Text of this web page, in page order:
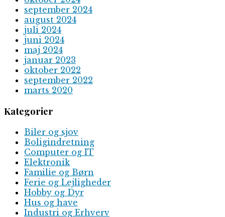
september 2024
august 2024
juli 2024
juni 2024
maj 2024
januar 2023
oktober 2022
september 2022
marts 2020
Kategorier
Biler og sjov
Boligindretning
Computer og IT
Elektronik
Familie og Børn
Ferie og Lejligheder
Hobby og Dyr
Hus og have
Industri og Erhverv